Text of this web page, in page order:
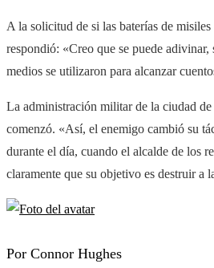
A la solicitud de si las baterías de
respondió: «Creo que se puede
medios se utilizaron para alcanzar
La administración militar de la ciudad
comenzó. «Así, el enemigo cambió su
durante el día, cuando el alcalde de los
claramente que su objetivo es destruir a
Por Connor Hughes